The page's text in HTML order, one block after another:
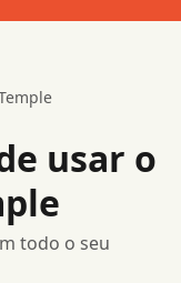
usar o
todo o seu